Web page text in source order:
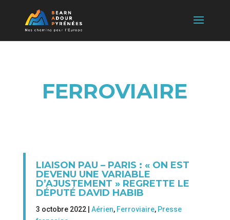
FERROVIAIRE
LIAISON PAU – PARIS : « ON EST
DEVENU UNE VARIABLE
D’AJUSTEMENT » REGRETTE LE
DÉPUTÉ DAVID HABIB
3 octobre 2022 | Aérien, Ferroviaire, Presse